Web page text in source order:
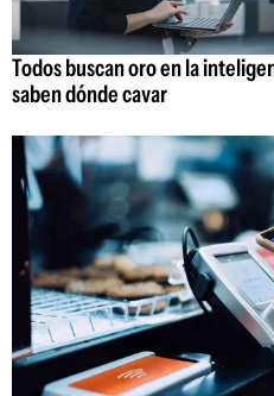
Todos buscan oro en la
saben dónde cavar